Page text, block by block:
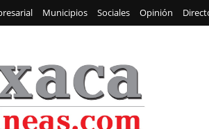
Municipios Sociales Opinión